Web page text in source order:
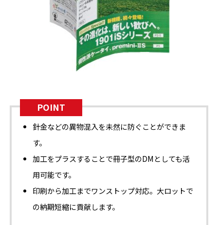
POINT
針金などの異物混入を未然に防ぐことができま
す。
加工をプラスすることで冊子型のDMとしても活
用可能です。
印刷から加工までワンストップ対応。大ロットで
の納期短縮に貢献します。